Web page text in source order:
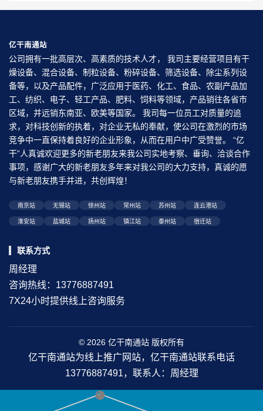
亿干南通站
公司拥有一批高层次、高素质的技术人才， 我司主要经营项目有干
燥设备、混合设备、制粒设备、粉碎设备、筛选设备、除尘系列设
备等，以及产品配件，广泛应用于医药、化工、食品、农副产品加
工、纺织、电子、轻工产品、肥料、饲料等领域，产品销往各省市
区域，并远销东南亚、欧美等国家。 我司每一位员工对质量的追
求，对科技创新的执着，对企业无私的奉献，使公司在激烈的市场
竞争中一直保持着良好的企业形象，从而在用户中广受赞誉。 “亿
干”人真诚欢迎更多的新老朋友来我公司实地考察、垂询、洽谈合作
事项，感谢广大的新老朋友多年来对我公司的大力支持，真诚的愿
与新老朋友携手并进，共创辉煌！
南京站 无锡站 徐州站 常州站 苏州站 连云港站
淮安站 盐城站 扬州站 镇江站 泰州站 宿迁站
联系方式
周经理
咨询热线：13776887491
7X24小时提供线上咨询服务
© 2026 亿干南通站 版权所有
亿干南通站为线上推广网站，亿干南通站联系电话
13776887491，联系人：周经理